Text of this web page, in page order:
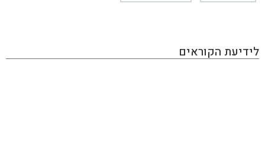
לידיעת הקוראים